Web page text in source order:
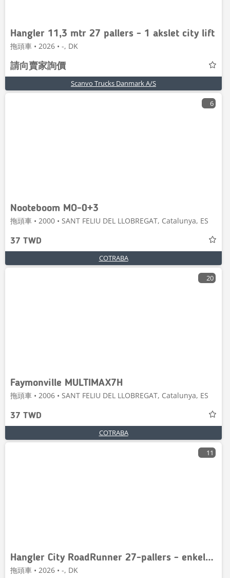
Hangler 11,3 mtr 27 pallers - 1 akslet city lift
拖頭車 • 2026 • -, DK
請向賣家詢價
Scanvo Trucks Danmark A/S
6
Nooteboom MO-0+3
拖頭車 • 2000 • SANT FELIU DEL LLOBREGAT, Catalunya, ES
37 TWD
COTRABA
20
Faymonville MULTIMAX7H
拖頭車 • 2006 • SANT FELIU DEL LLOBREGAT, Catalunya, ES
37 TWD
COTRABA
11
Hangler City RoadRunner 27-pallers - enkelt monteret
拖頭車 • 2026 • -, DK